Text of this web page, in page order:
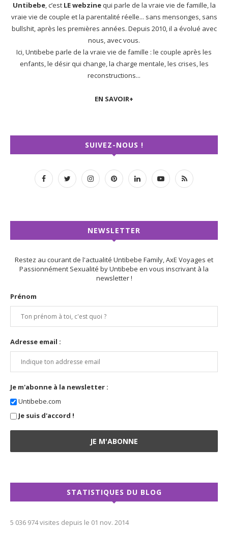
Untibebe, c’est LE webzinequi parle de la vraie vie de famille, la
vraie vie de couple et la parentalité réelle... sans mensonges, sans
bullshit, après les premières années. Depuis 2010, il a évolué avec
nous, avec vous.
Ici, Untibebe parle de la vraie vie de famille : le couple après les
enfants, le désir qui change, la charge mentale, les crises, les
reconstructions...
EN SAVOIR+
SUIVEZ-NOUS !
NEWSLETTER
Restez au courant de l'actualité Untibebe Family, AxE Voyages et
Passionnément Sexualité by Untibebe en vous inscrivant à la
newsletter !
Prénom
Adresse email :
Je m'abonne à la newsletter :
Untibebe.com
Je suis d'accord !
STATISTIQUES DU BLOG
5 036 974 visites depuis le 01 nov. 2014